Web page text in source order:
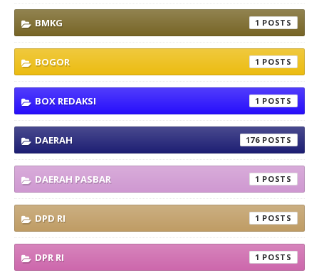
BMKG 1
BOGOR 1
BOX REDAKSI 1
DAERAH 176
DAERAH PASBAR 1
DPD RI 1
DPR RI 1